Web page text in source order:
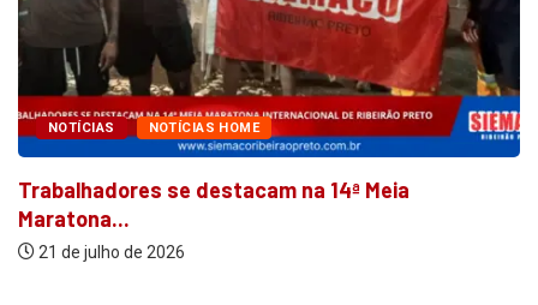
NOTÍCIAS NOTÍCIAS HOME
Trabalhadores se destacam na 14ª Meia
Maratona...
21 de julho de 2026